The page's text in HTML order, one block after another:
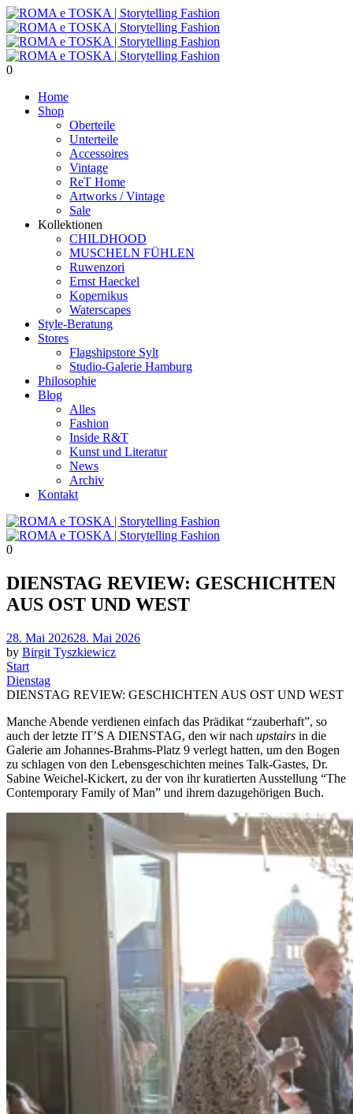
0
Home
Shop
Oberteile
Unterteile
Accessoires
Vintage
ReT Home
Artworks / Vintage
Sale
Kollektionen
CHILDHOOD
MUSCHELN FÜHLEN
Ruwenzori
Ernst Haeckel
Kopernikus
Waterscapes
Style-Beratung
Stores
Flagshipstore Sylt
Studio-Galerie Hamburg
Philosophie
Blog
Alles
Fashion
Inside R&T
Kunst und Literatur
News
Archiv
Kontakt
0
DIENSTAG REVIEW: GESCHICHTEN
AUS OST UND WEST
Posted
on
28. Mai 202628. Mai 2026
by Birgit Tyszkiewicz
Start
Dienstag
DIENSTAG REVIEW: GESCHICHTEN AUS OST UND WEST
Manche Abende verdienen einfach das Prädikat “zauberhaft”, so
auch der letzte IT’S A DIENSTAG, den wir nach upstairs in die
Galerie am Johannes-Brahms-Platz 9 verlegt hatten, um den Bogen
zu schlagen von den Lebensgeschichten meines Talk-Gastes, Dr.
Sabine Weichel-Kickert, zu der von ihr kuratierten Ausstellung “The
Contemporary Family of Man” und ihrem dazugehörigen Buch.